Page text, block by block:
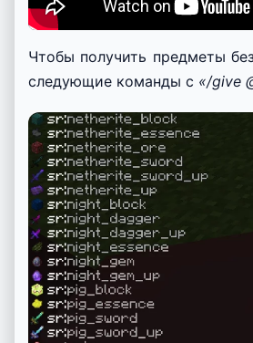
Чтобы получить предметы
следующие команды с «/give